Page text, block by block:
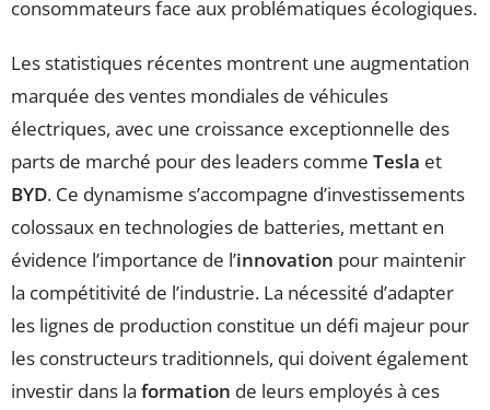
consommateurs face aux problématiques écologiques.
Les statistiques récentes montrent une augmentation
marquée des ventes mondiales de véhicules
électriques, avec une croissance exceptionnelle des
parts de marché pour des leaders comme Tesla et
BYD. Ce dynamisme s’accompagne d’investissements
colossaux en technologies de batteries, mettant en
évidence l’importance de l’innovation pour maintenir
la compétitivité de l’industrie. La nécessité d’adapter
les lignes de production constitue un défi majeur pour
les constructeurs traditionnels, qui doivent également
investir dans la formation de leurs employés à ces